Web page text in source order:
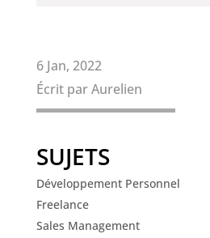
6 Jan, 2022
Écrit par Aurelien
SUJETS
Développement Personnel
Freelance
Sales Management